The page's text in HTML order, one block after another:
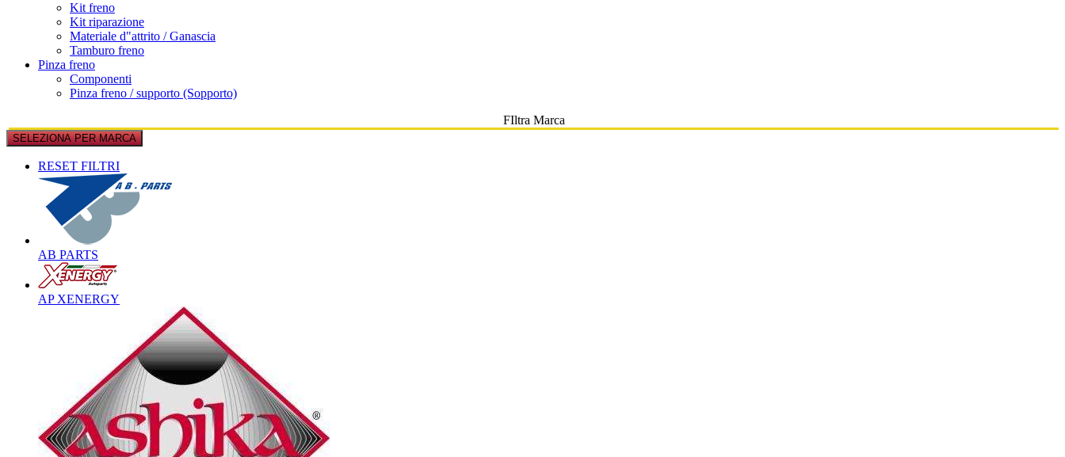
Kit freno
Kit riparazione
Materiale d"attrito / Ganascia
Tamburo freno
Pinza freno
Componenti
Pinza freno / supporto (Sopporto)
FIltra Marca
SELEZIONA PER MARCA
RESET FILTRI
AB PARTS
AP XENERGY